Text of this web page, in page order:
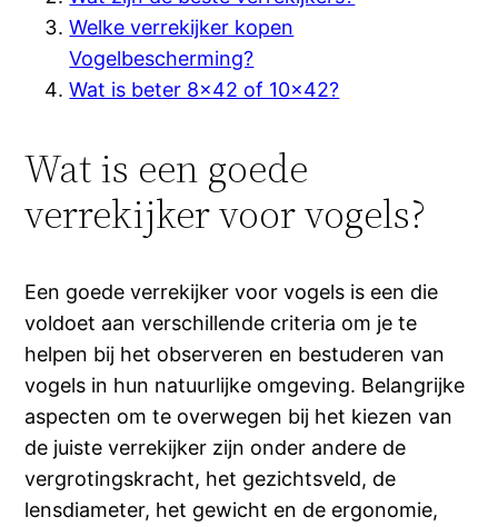
Welke verrekijker kopen
Vogelbescherming?
Wat is beter 8×42 of 10×42?
Wat is een goede
verrekijker voor vogels?
Een goede verrekijker voor vogels is een die
voldoet aan verschillende criteria om je te
helpen bij het observeren en bestuderen van
vogels in hun natuurlijke omgeving. Belangrijke
aspecten om te overwegen bij het kiezen van
de juiste verrekijker zijn onder andere de
vergrotingskracht, het gezichtsveld, de
lensdiameter, het gewicht en de ergonomie,